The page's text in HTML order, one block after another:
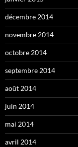
décembre 2014
novembre 2014
octobre 2014
septembre 2014
août 2014
juin 2014
mai 2014
avril 2014